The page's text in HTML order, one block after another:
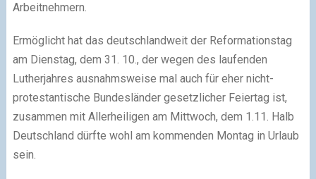
Arbeitnehmern.
Ermöglicht hat das deutschlandweit der Reformationstag
am Dienstag, dem 31. 10., der wegen des laufenden
Lutherjahres ausnahmsweise mal auch für eher nicht-
protestantische Bundesländer gesetzlicher Feiertag ist,
zusammen mit Allerheiligen am Mittwoch, dem 1.11. Halb
Deutschland dürfte wohl am kommenden Montag in Urlaub
sein.